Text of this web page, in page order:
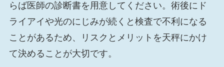
らば医師の診断書を用意してください。術後にド
ライアイや光のにじみが続くと検査で不利になる
ことがあるため、リスクとメリットを天秤にかけ
て決めることが大切です。